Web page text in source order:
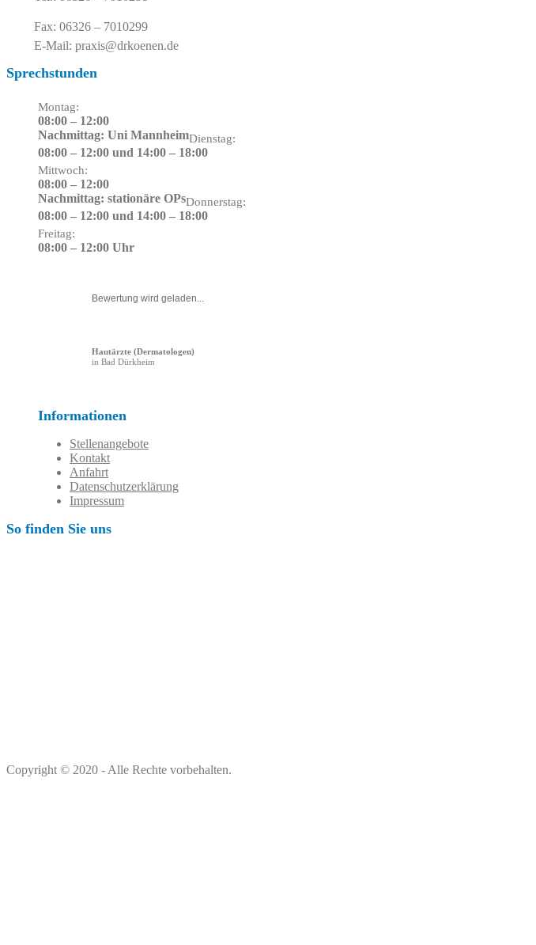
Fax: 06326 – 7010299
E-Mail: praxis@drkoenen.de
Sprechstunden
Montag:
08:00 – 12:00
Nachmittag: Uni MannheimDienstag:
08:00 – 12:00 und 14:00 – 18:00
Mittwoch:
08:00 – 12:00
Nachmittag: stationäre OPsDonnerstag:
08:00 – 12:00 und 14:00 – 18:00
Freitag:
08:00 – 12:00 Uhr
Bewertung wird geladen...
Hautärzte (Dermatologen)
in Bad Dürkheim
Informationen
Stellenangebote
Kontakt
Anfahrt
Datenschutzerklärung
Impressum
So finden Sie uns
Copyright © 2020 - Alle Rechte vorbehalten.